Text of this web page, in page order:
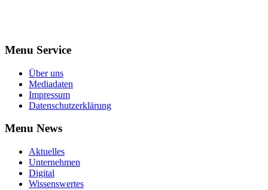
Menu Service
Über uns
Mediadaten
Impressum
Datenschutzerklärung
Menu News
Aktuelles
Unternehmen
Digital
Wissenswertes